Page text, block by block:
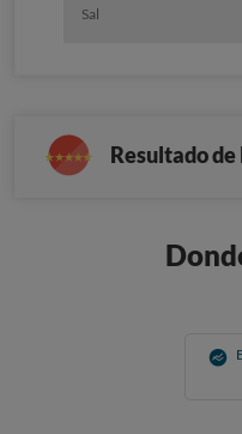
Sal
Resultado de